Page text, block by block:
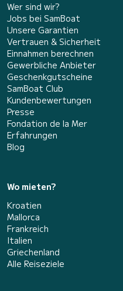
Wer sind wir?
Jobs bei SamBoat
Unsere Garantien
Vertrauen & Sicherheit
Einnahmen berechnen
Gewerbliche Anbieter
Geschenkgutscheine
SamBoat Club
Kundenbewertungen
Presse
Fondation de la Mer
Erfahrungen
Blog
Wo mieten?
Kroatien
Mallorca
Frankreich
Italien
Griechenland
Alle Reiseziele